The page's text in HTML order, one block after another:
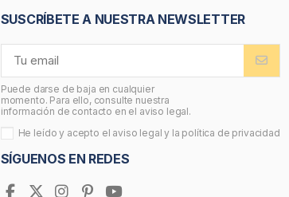
SUSCRÍBETE A NUESTRA NEWSLETTER
Puede darse de baja en cualquier
momento. Para ello, consulte nuestra
información de contacto en el aviso legal.
He leído y acepto el aviso legal y la política de privacidad
SÍGUENOS EN REDES